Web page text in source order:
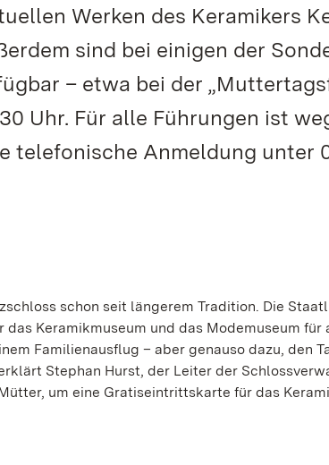
Werken des Keramikers
sind bei einigen der
– etwa bei der
Uhr. Für alle Führungen ist
telefonische Anmeldung unter
schon seit längerem Tradition. Die
Keramikmuseum und das Modemuseum
Familienausflug – aber genauso dazu, den
Stephan Hurst, der Leiter der
um eine Gratiseintrittskarte für das